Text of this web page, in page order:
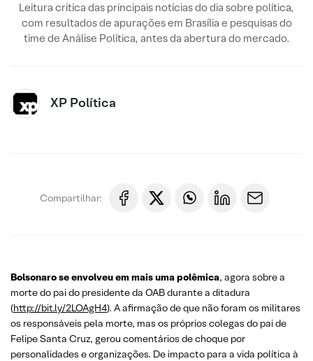
Leitura crítica das principais notícias do dia sobre política,
com resultados de apurações em Brasília e pesquisas do
time de Análise Política, antes da abertura do mercado.
XP Política
Compartilhar:
Bolsonaro se envolveu em mais uma polêmica, agora sobre a
morte do pai do presidente da OAB durante a ditadura
(http://bit.ly/2LOAgH4). A afirmação de que não foram os militares
os responsáveis pela morte, mas os próprios colegas do pai de
Felipe Santa Cruz, gerou comentários de choque por
personalidades e organizações. De impacto para a vida política à